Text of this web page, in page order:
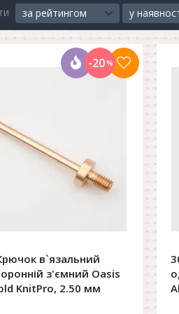
за рейтингом у
в`язальний
з'ємний Oasis
KnitPro, 2.50 мм
-20%